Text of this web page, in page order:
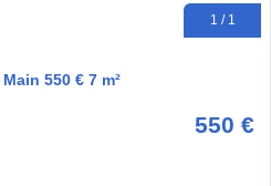
1 / 1
550 € 7 m²
550 €